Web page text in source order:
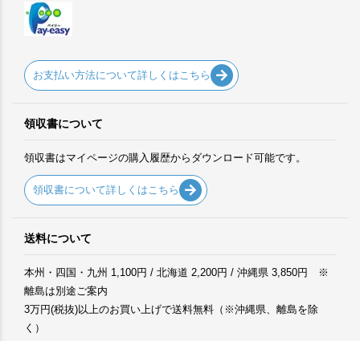
お支払い方法について詳しくはこちら
領収書について
領収書はマイページの購入履歴からダウンロード可能です。
領収書について詳しくはこちら
送料について
本州・四国・九州 1,100円 / 北海道 2,200円 / 沖縄県 3,850円 ※
離島は別途ご案内
3万円(税抜)以上のお買い上げで送料無料（※沖縄県、離島を除
く）